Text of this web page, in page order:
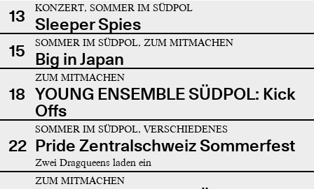
13
KONZERT, SOMMER IM SÜDPOL
Sleeper Spies
15
SOMMER IM SÜDPOL, ZUM MITMACHEN
Big in Japan
18
ZUM MITMACHEN
YOUNG ENSEMBLE SÜDPOL: Kick
Offs
22
SOMMER IM SÜDPOL, VERSCHIEDENES
Pride Zentralschweiz Sommerfest
Zwei Dragqueens laden ein
ZUM MITMACHEN